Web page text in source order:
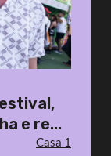
e re...
Casa 1